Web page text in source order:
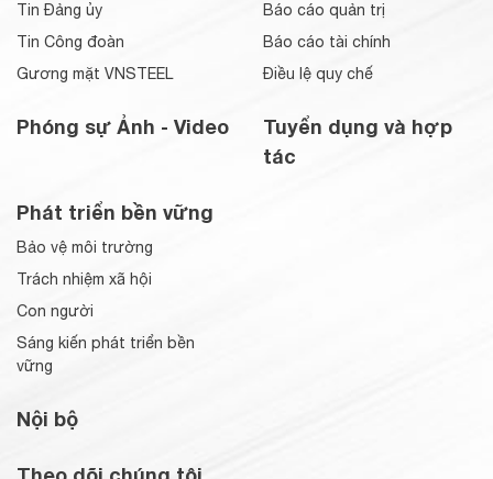
Tin Đảng ủy
Tin Công đoàn
Gương mặt VNSTEEL
Phóng sự Ảnh - Video
Báo cáo quản trị
Báo cáo tài chính
Điều lệ quy chế
Tuyển dụng và hợp
tác
Phát triển bền vững
Bảo vệ môi trường
Trách nhiệm xã hội
Con người
Sáng kiến phát triển bền
vững
Nội bộ